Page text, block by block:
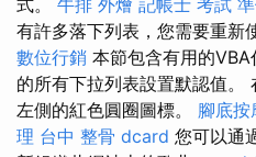
式。 牛排 外燴 記帳士 考試
有許多落下列表，您需要重新
數位行銷 本節包含有用的
的所有下拉列表設置默認值。
左側的紅色圓圈圖標。 腳底按
理 台中 整骨 dcard 您可以通